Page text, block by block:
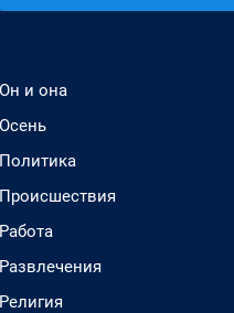
Он и она
Осень
Политика
Происшествия
Работа
Развлечения
Религия